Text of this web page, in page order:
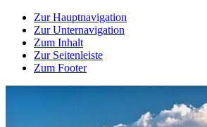
Zur Hauptnavigation
Zur Unternavigation
Zum Inhalt
Zur Seitenleiste
Zum Footer